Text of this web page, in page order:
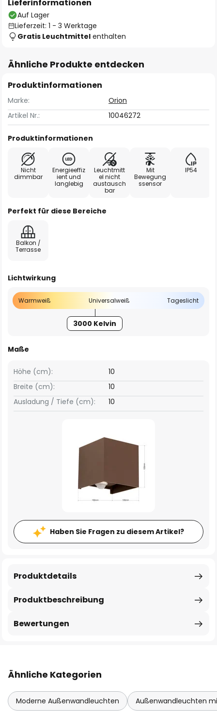
Lieferinformationen
Auf Lager
Lieferzeit: 1 - 3 Werktage
Gratis Leuchtmittel enthalten
Ähnliche Produkte entdecken
Produktinformationen
Marke:
Orion
Artikel Nr.:
10046272
Produktinformationen
Nicht
dimmbar
Energieeffiz
ient und
langlebig
Leuchtmitt
el nicht
austausch
bar
Mit
Bewegung
ssensor
IP54
Perfekt für diese Bereiche
Balkon /
Terrasse
Lichtwirkung
Warmweiß Universalweiß Tageslicht
3000 Kelvin
Maße
Breite (cm): 10
Höhe (cm): 10
Ausladung / Tiefe (cm): 10
Haben Sie Fragen zu diesem Artikel?
Produktbeschreibung
Produktdetails
Bewertungen
Ähnliche Kategorien
Moderne Außenwandleuchten Außenwandleuchten